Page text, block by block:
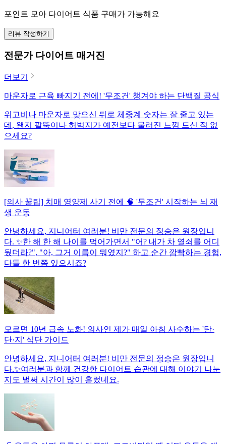
포인트 모아 다이어트 식품 구매가 가능해요
리뷰 작성하기
전문가 다이어트 매거진
더보기
마운자로 근육 빠지기 전에! '무조건' 챙겨야 하는 단백질 공식
위고비나 마운자로 맞으신 뒤로 체중계 숫자는 잘 줄고 있는
데, 왠지 팔뚝이나 허벅지가 예전보다 물러진 느낌 드신 적 없
으세요?
[의사 꿀팁] 치매 영양제 사기 전에 🧠 '무조건' 시작하는 뇌 재
생 운동
안녕하세요, 지니어터 여러분! 비만 전문의 정승은 원장입니
다. ✨한 해 한 해 나이를 먹어가면서 "어? 내가 차 열쇠를 어디
뒀더라?", "아, 그거 이름이 뭐였지?" 하고 순간 깜빡하는 경험,
다들 한 번쯤 있으시죠?
모르면 10년 급속 노화! 의사인 제가 매일 아침 사수하는 '탄·
단·지' 식단 가이드
안녕하세요, 지니어터 여러분! 비만 전문의 정승은 원장입니
다.✨여러분과 함께 건강한 다이어트 습관에 대해 이야기 나눈
지도 벌써 시간이 많이 흘렀네요.